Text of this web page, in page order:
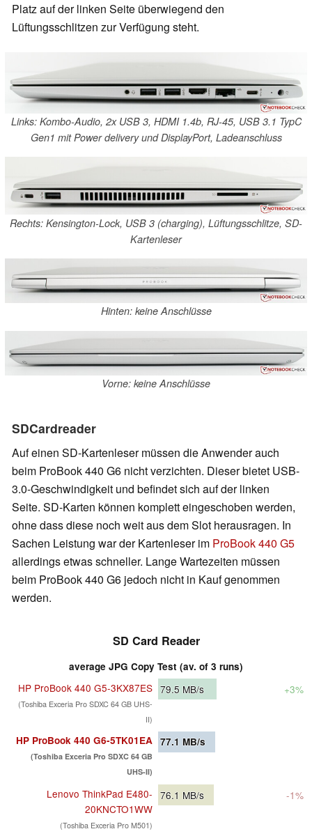
Platz auf der linken Seite überwiegend den
Lüftungsschlitzen zur Verfügung steht.
Links: Kombo-Audio, 2x USB 3, HDMI 1.4b, RJ-45, USB 3.1 TypC
Gen1 mit Power delivery und DisplayPort, Ladeanschluss
Rechts: Kensington-Lock, USB 3 (charging), Lüftungsschlitze, SD-
Kartenleser
Hinten: keine Anschlüsse
Vorne: keine Anschlüsse
SDCardreader
Auf einen SD-Kartenleser müssen die Anwender auch
beim ProBook 440 G6 nicht verzichten. Dieser bietet USB-
3.0-Geschwindigkeit und befindet sich auf der linken
Seite. SD-Karten können komplett eingeschoben werden,
ohne dass diese noch weit aus dem Slot herausragen. In
Sachen Leistung war der Kartenleser im ProBook 440 G5
allerdings etwas schneller. Lange Wartezeiten müssen
beim ProBook 440 G6 jedoch nicht in Kauf genommen
werden.
SD Card Reader
average JPG Copy Test (av. of 3 runs)
HP ProBook 440 G5-3KX87ES
(Toshiba Exceria Pro SDXC 64 GB UHS-
II)
79.5 MB/s +3%
HP ProBook 440 G6-5TK01EA
(Toshiba Exceria Pro SDXC 64 GB
UHS-II)
77.1 MB/s
Lenovo ThinkPad E480-
20KNCTO1WW
(Toshiba Exceria Pro M501)
76.1 MB/s -1%